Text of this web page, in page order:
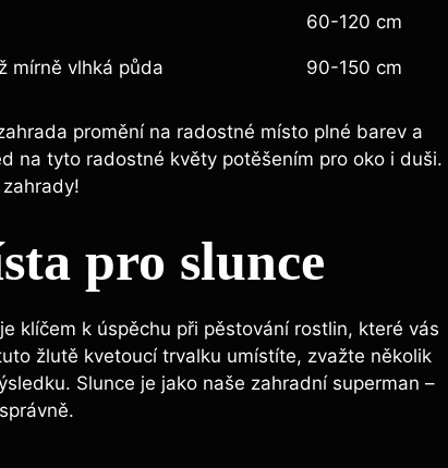
60-120 cm
mírně vlhká půda 90-150 cm
promění na radostné místo plné barev a
na tyto radostné květy potěšením pro oko i duši.
pro slunce
klíčem k úspěchu při pěstování rostlin, které vás
žlutě kvetoucí trvalku umístíte, zvažte několik
Slunce je jako naše zahradní superman –